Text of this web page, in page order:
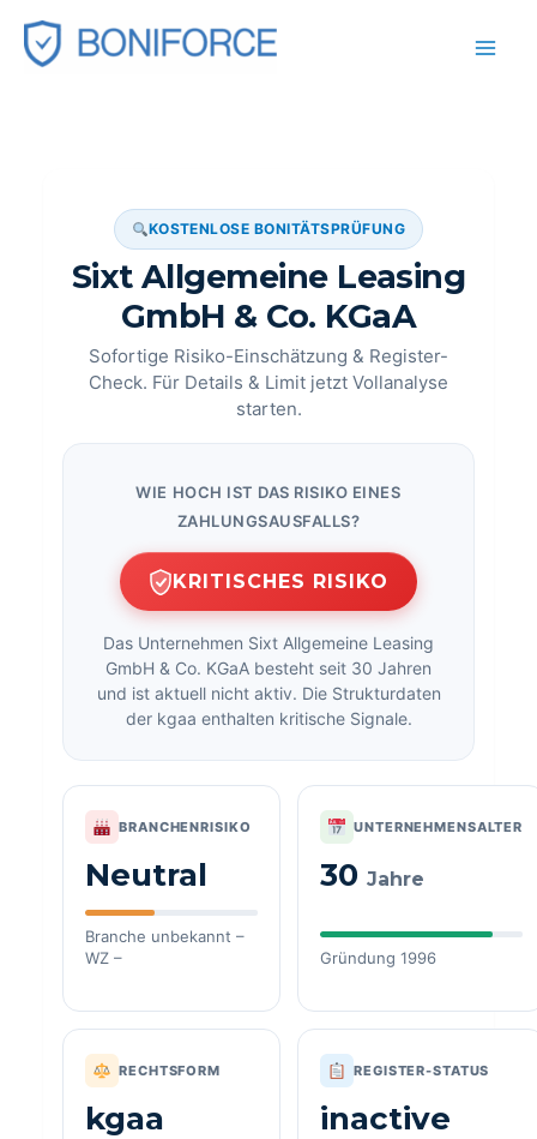
Zum
Inhalt
KOSTENLOSE BONITÄTSPRÜFUNG
Sixt Allgemeine Leasing
GmbH & Co. KGaA
Sofortige Risiko-Einschätzung & Register-
Check. Für Details & Limit jetzt Vollanalyse
starten.
WIE HOCH IST DAS RISIKO EINES
ZAHLUNGSAUSFALLS?
KRITISCHES RISIKO
Das Unternehmen Sixt Allgemeine Leasing
GmbH & Co. KGaA besteht seit 30 Jahren
und ist aktuell nicht aktiv. Die Strukturdaten
der kgaa enthalten kritische Signale.
BRANCHENRISIKO
Neutral
Branche unbekannt –
WZ –
UNTERNEHMENSALTER
30Jahre
Gründung 1996
RECHTSFORM
kgaa
REGISTER-STATUS
inactive